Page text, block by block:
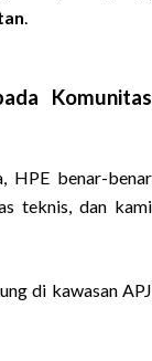
.
Komunitas
HPE benar-benar
teknis, dan kami
di kawasan APJ